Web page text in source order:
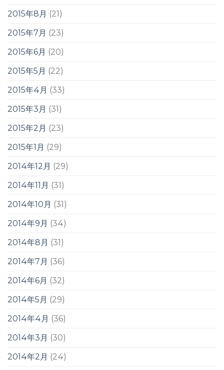
2015年8月 (21)
2015年7月 (23)
2015年6月 (20)
2015年5月 (22)
2015年4月 (33)
2015年3月 (31)
2015年2月 (23)
2015年1月 (29)
2014年12月 (29)
2014年11月 (31)
2014年10月 (31)
2014年9月 (34)
2014年8月 (31)
2014年7月 (36)
2014年6月 (32)
2014年5月 (29)
2014年4月 (36)
2014年3月 (30)
2014年2月 (24)